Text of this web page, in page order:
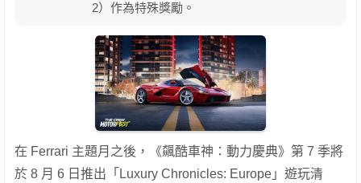
2）作為特殊獎勵。
在 Ferrari 主題月之後，《飆酷車神：動力慶典》第 7 季將
於 8 月 6 日推出「Luxury Chronicles: Europe」遊玩清